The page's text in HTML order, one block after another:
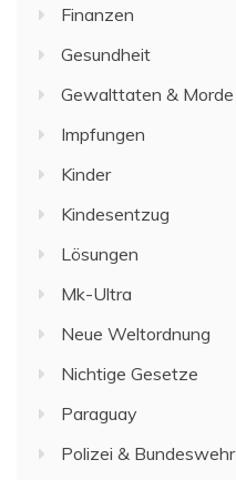
Finanzen
Gesundheit
Gewalttaten & Morde
Impfungen
Kinder
Kindesentzug
Lösungen
Mk-Ultra
Neue Weltordnung
Nichtige Gesetze
Paraguay
Polizei & Bundeswehr